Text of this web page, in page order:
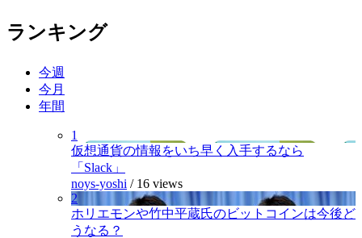
ランキング
今週
今月
年間
1
仮想通貨の情報をいち早く入手するなら
「Slack」
noys-yoshi / 16 views
2
ホリエモンや竹中平蔵氏のビットコインは今後ど
うなる？